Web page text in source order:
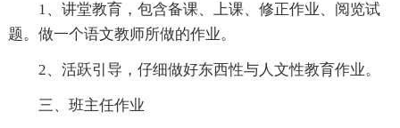
1、讲堂教育，包含备课、上课、修正作业、阅览试
题。做一个语文教师所做的作业。
2、活跃引导，仔细做好东西性与人文性教育作业。
三、班主任作业